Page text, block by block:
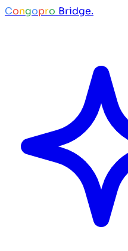
Congopro Bridge.